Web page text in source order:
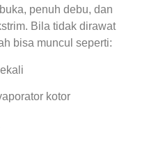
penuh debu, dan
Bila tidak dirawat
bisa muncul seperti:
kotor